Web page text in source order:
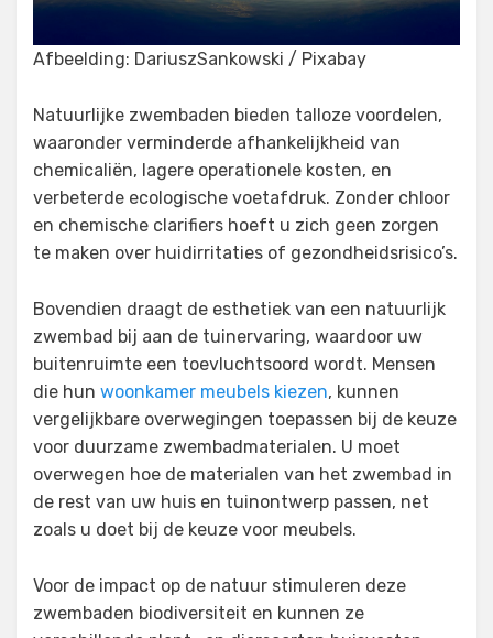
Afbeelding: DariuszSankowski / Pixabay
Natuurlijke zwembaden bieden talloze voordelen,
waaronder verminderde afhankelijkheid van
chemicaliën, lagere operationele kosten, en
verbeterde ecologische voetafdruk. Zonder chloor
en chemische clarifiers hoeft u zich geen zorgen
te maken over huidirritaties of gezondheidsrisico’s.
Bovendien draagt de esthetiek van een natuurlijk
zwembad bij aan de tuinervaring, waardoor uw
buitenruimte een toevluchtsoord wordt. Mensen
die hun woonkamer meubels kiezen, kunnen
vergelijkbare overwegingen toepassen bij de keuze
voor duurzame zwembadmaterialen. U moet
overwegen hoe de materialen van het zwembad in
de rest van uw huis en tuinontwerp passen, net
zoals u doet bij de keuze voor meubels.
Voor de impact op de natuur stimuleren deze
zwembaden biodiversiteit en kunnen ze